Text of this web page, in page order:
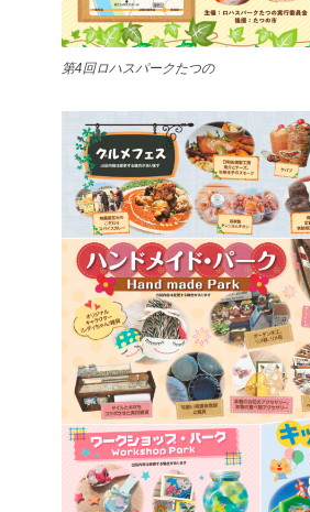
第4回ロハスパークたつの